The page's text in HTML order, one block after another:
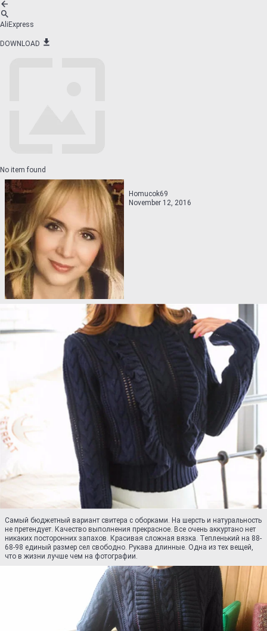
AliExpress
DOWNLOAD
No item found
Homucok69
November 12, 2016
Самый бюджетный вариант свитера с оборками. На шерсть и натуральность
не претендует. Качество выполнения прекрасное. Все очень аккуртано нет
никаких посторонних запахов. Красивая сложная вязка. Тепленький на 88-
68-98 единый размер сел свободно. Рукава длинные. Одна из тех вещей,
что в жизни лучше чем на фотографии.